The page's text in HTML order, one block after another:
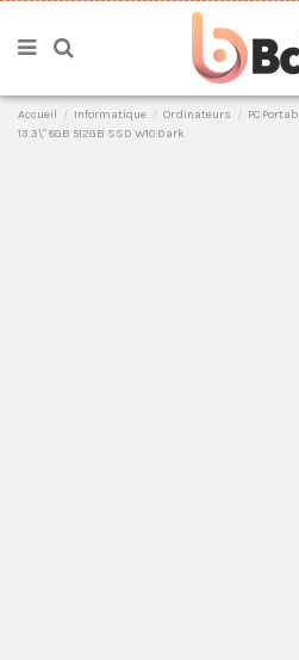
Accueil Informatique Ordinateurs PC
13.3\" 8GB 512GB SSD W10 Dark